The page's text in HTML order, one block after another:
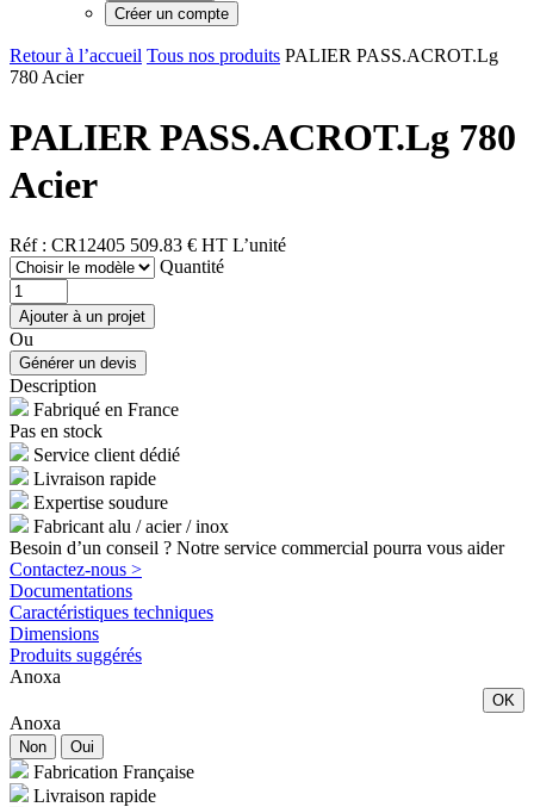
Créer un compte
Retour à l’accueil Tous nos produits PALIER PASS.ACROT.Lg
780 Acier
PALIER PASS.ACROT.Lg 780
Acier
Réf : CR12405 509.83 € HT L’unité
Quantité
Ou
Description
Fabriqué en France
Pas en stock
Service client dédié
Livraison rapide
Expertise soudure
Fabricant alu / acier / inox
Besoin d’un conseil ? Notre service commercial pourra vous aider
Contactez-nous >
Documentations
Caractéristiques techniques
Dimensions
Produits suggérés
Anoxa
OK
Anoxa
Non Oui
Fabrication Française
Livraison rapide